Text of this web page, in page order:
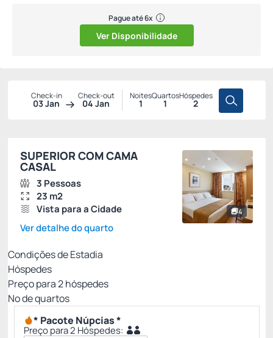
Pague até 6x
Ver Disponibilidade
Check-in
03 Jan
Check-out
04 Jan
Noites
1
Quartos
1
Hóspedes
2
4
SUPERIOR COM CAMA
CASAL
3 Pessoas
23 m2
Vista para a Cidade
Ver detalhe do quarto
Condições de Estadia
Hóspedes
Preço para2hóspedes
Nº de quartos
* Pacote Núpcias *
Preço para 2 Hóspedes: